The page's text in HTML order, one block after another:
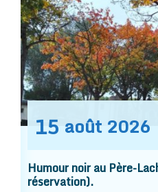
15 août 2026
Humour noir au Père-
réservation).